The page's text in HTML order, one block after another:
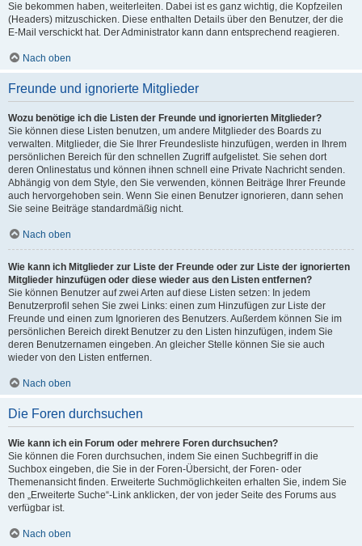
Sie bekommen haben, weiterleiten. Dabei ist es ganz wichtig, die Kopfzeilen
(Headers) mitzuschicken. Diese enthalten Details über den Benutzer, der die
E-Mail verschickt hat. Der Administrator kann dann entsprechend reagieren.
Nach oben
Freunde und ignorierte Mitglieder
Wozu benötige ich die Listen der Freunde und ignorierten Mitglieder?
Sie können diese Listen benutzen, um andere Mitglieder des Boards zu
verwalten. Mitglieder, die Sie Ihrer Freundesliste hinzufügen, werden in Ihrem
persönlichen Bereich für den schnellen Zugriff aufgelistet. Sie sehen dort
deren Onlinestatus und können ihnen schnell eine Private Nachricht senden.
Abhängig von dem Style, den Sie verwenden, können Beiträge Ihrer Freunde
auch hervorgehoben sein. Wenn Sie einen Benutzer ignorieren, dann sehen
Sie seine Beiträge standardmäßig nicht.
Nach oben
Wie kann ich Mitglieder zur Liste der Freunde oder zur Liste der ignorierten
Mitglieder hinzufügen oder diese wieder aus den Listen entfernen?
Sie können Benutzer auf zwei Arten auf diese Listen setzen: In jedem
Benutzerprofil sehen Sie zwei Links: einen zum Hinzufügen zur Liste der
Freunde und einen zum Ignorieren des Benutzers. Außerdem können Sie im
persönlichen Bereich direkt Benutzer zu den Listen hinzufügen, indem Sie
deren Benutzernamen eingeben. An gleicher Stelle können Sie sie auch
wieder von den Listen entfernen.
Nach oben
Die Foren durchsuchen
Wie kann ich ein Forum oder mehrere Foren durchsuchen?
Sie können die Foren durchsuchen, indem Sie einen Suchbegriff in die
Suchbox eingeben, die Sie in der Foren-Übersicht, der Foren- oder
Themenansicht finden. Erweiterte Suchmöglichkeiten erhalten Sie, indem Sie
den „Erweiterte Suche“-Link anklicken, der von jeder Seite des Forums aus
verfügbar ist.
Nach oben